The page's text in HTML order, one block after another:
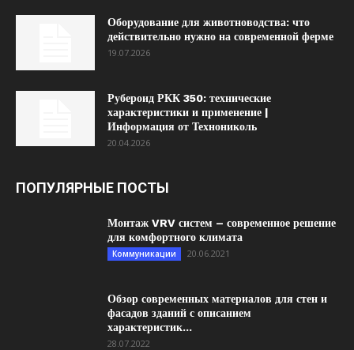
Оборудование для животноводства: что
действительно нужно на современной ферме
19.07.2026
Рубероид РКК 350: технические
характеристики и применение |
Информация от Технониколь
20.04.2026
ПОПУЛЯРНЫЕ ПОСТЫ
Монтаж VRV систем – современное решение
для комфортного климата
Коммуникации 20.06.2021
Обзор современных материалов для стен и
фасадов зданий с описанием
характеристик...
28.07.2022